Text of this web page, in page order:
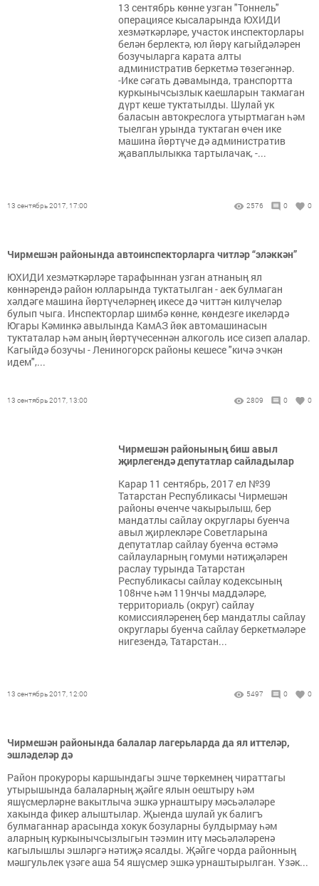
13 сентябрь көнне узган "Тоннель"
операциясе кысаларында ЮХИДИ
хезмәткәрләре, участок инспекторлары
белән берлектә, юл йөрү кагыйдәләрен
бозучыларга карата алты
административ беркетмә төзегәннәр.
-Ике сәгать дәвамында, транспортта
куркынычсызлык каешларын такмаган
дүрт кеше туктатылды. Шулай ук
баласын автокреслога утыртмаган һәм
тыелган урында туктаган өчен ике
машина йөртүче дә административ
җаваплылыкка тартылачак, -...
13 сентябрь 2017, 17:00 2576 0 0
Чирмешән районында автоинспекторларга читләр “эләккән”
ЮХИДИ хезмәткәрләре тарафыннан узган атнаның ял
көннәрендә район юлларында туктатылган - аек булмаган
хәлдәге машина йөртүчеләрнең икесе дә читтән килүчеләр
булып чыга. Инспекторлар шимбә көнне, көндезге икеләрдә
Югары Кәминкә авылында КамАЗ йөк автомашинасын
туктаталар һәм аның йөртүчесеннән алкоголь исе сизеп алалар.
Кагыйдә бозучы - Лениногорск районы кешесе "кичә эчкән
идем",...
13 сентябрь 2017, 13:00 2809 0 0
Чирмешән районының биш авыл
җирлегендә депутатлар сайладылар
Карар 11 сентябрь, 2017 ел №39
Татарстан Республикасы Чирмешән
районы өченче чакырылыш, бер
мандатлы сайлау округлары буенча
авыл җирлекләре Советларына
депутатлар сайлау буенча өстәмә
сайлауларның гомуми нәтиҗәләрен
раслау турында Татарстан
Республикасы сайлау кодексының
108нче һәм 119нчы маддәләре,
территориаль (округ) сайлау
комиссияләренең бер мандатлы сайлау
округлары буенча сайлау беркетмәләре
нигезендә, Татарстан...
13 сентябрь 2017, 12:00 5497 0 0
Чирмешән районында балалар лагерьларда да ял иттеләр,
эшләделәр дә
Район прокуроры каршындагы эшче төркемнең чираттагы
утырышында балаларның җәйге ялын оештыру һәм
яшүсмерләрне вакытлыча эшкә урнаштыру мәсьәләләре
хакында фикер алыштылар. Җыенда шулай ук балигъ
булмаганнар арасында хокук бозуларны булдырмау һәм
аларның куркынычсызлыгын тәэмин итү мәсьәләләренә
кагылышлы эшләргә нәтиҗә ясалды. Җәйге чорда районның
мәшгульлек үзәге аша 54 яшүсмер эшкә урнаштырылган. Үзәк...